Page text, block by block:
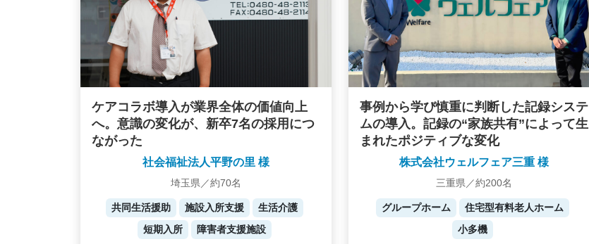
ケアコラボ導入が業界全体の価値向上
へ。意識の変化が、新卒7名の採用につ
ながった
社会福祉法人平野の里 様
埼玉県／約70名
共同生活援助 施設入所支援
生活介護
短期入所
障害者支援施設
事例から学び慎重に判断した記録システ
ムの導入。記録の“家族共有”によって生
まれたポジティブな変化
株式会社ウェルフェア三重 様
三重県／約200名
グループホーム
住宅型有料老人ホーム
小多機